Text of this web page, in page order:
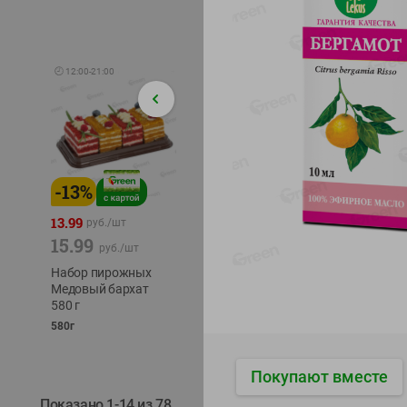
🕘 12:00-21:00
-13%
13.99 руб./шт
15.99 руб./шт
Набор пирожных
Медовый бархат
580 г
580г
-24%
4.99
Покупают вместе